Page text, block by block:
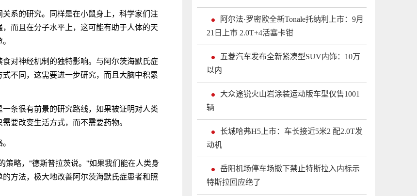
系的研究。同样是在小鼠身上，科学家们注
而且在分子水平上，这可能有助于人体的天
对神经机制的独特影响。与阿尔茨海默氏症
不同，这需要进一步研究，而且大脑中积累
条很有前景的研究路线，如果被证明对人类
要改变生活方式，而不需要药物。
策略，"德斯普拉茨说。"如果我们能在人类身
方法，极大地改善阿尔茨海默氏症患者和照
阿尔法·罗密欧全新Tonale托纳利上市：9月
21日上市 2.0T+4活塞卡钳
五菱汽车发布全新紧凑型SUV内饰：10万
以内
大众途锐火山岩涂装运动版车型仅售1001
辆
长城哈弗H5上市：车长接近5米2 配2.0T发
动机
岳阳机场停车场撤下禁止特斯拉入内标示
特斯拉回应绝了